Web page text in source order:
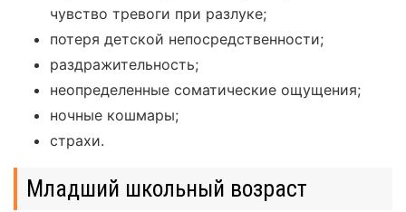
чувство тревоги при разлуке;
потеря детской непосредственности;
раздражительность;
неопределенные соматические ощущения;
ночные кошмары;
страхи.
Младший школьный возраст